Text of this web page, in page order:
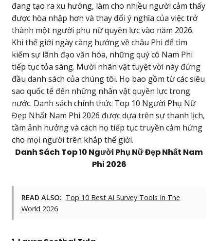
đang tạo ra xu hướng, làm cho nhiều người cảm thấy
được hòa nhập hơn và thay đổi ý nghĩa của việc trở
thành một người phụ nữ quyền lực vào năm 2026.
Khi thế giới ngày càng hướng về châu Phi để tìm
kiếm sự lãnh đạo văn hóa, những quý cô Nam Phi
tiếp tục tỏa sáng. Mười nhân vật tuyệt vời này đứng
đầu danh sách của chúng tôi. Họ bao gồm từ các siêu
sao quốc tế đến những nhân vật quyền lực trong
nước. Danh sách chính thức Top 10 Người Phụ Nữ
Đẹp Nhất Nam Phi 2026 được dựa trên sự thanh lịch,
tầm ảnh hưởng và cách họ tiếp tục truyền cảm hứng
cho mọi người trên khắp thế giới.
Danh Sách Top 10 Người Phụ Nữ Đẹp Nhất Nam
Phi 2026
READ ALSO: Top 10 Best AI Survey Tools In The
World 2026